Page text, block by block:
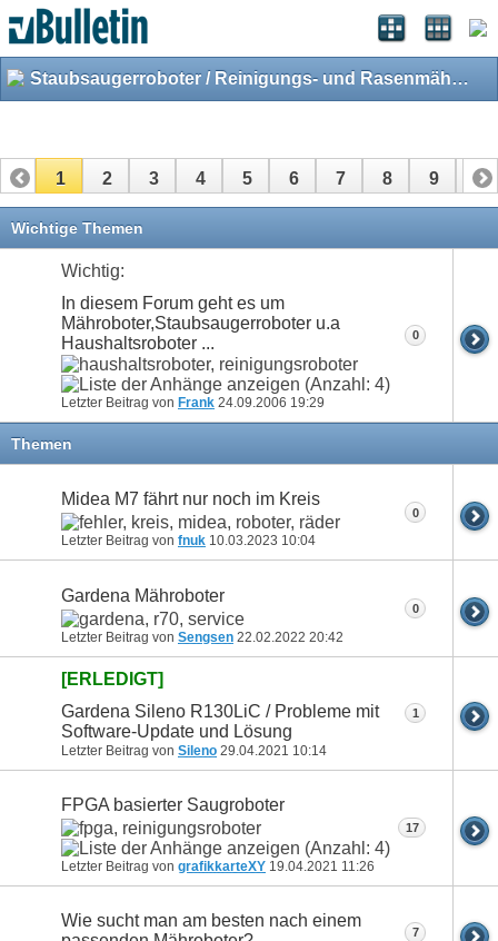
Staubsaugerroboter / Reinigungs- und Rasenmähroboter
1 2 3 4 5 6 7 8 9 10
11
Wichtige Themen
Wichtig:
In diesem Forum geht es um
Mähroboter,Staubsaugerroboter u.a
Haushaltsroboter ...
Letzter Beitrag von Frank 24.09.2006 19:29
0
Themen
Midea M7 fährt nur noch im Kreis
Letzter Beitrag von fnuk 10.03.2023 10:04
0
Gardena Mähroboter
Letzter Beitrag von Sengsen 22.02.2022 20:42
0
[ERLEDIGT]
Gardena Sileno R130LiC / Probleme mit
Software-Update und Lösung
Letzter Beitrag von Sileno 29.04.2021 10:14
1
FPGA basierter Saugroboter
Letzter Beitrag von grafikkarteXY 19.04.2021 11:26
17
Wie sucht man am besten nach einem
7